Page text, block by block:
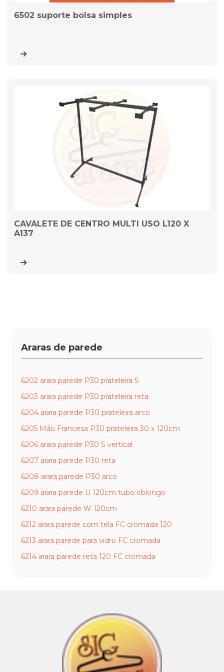
6502 suporte bolsa simples
CAVALETE DE CENTRO MULTI USO L120 X
A137
Araras de parede
6202 arara parede P30 prateleira S
6203 arara parede P30 prateleira reta
6204 arara parede P30 prateleira arco
6205 Mão Francesa P30 prateleira 30 x 120cm
6206 arara parede P30 S vertical
6207 arara parede P30 reta
6208 arara parede P30 arco
6209 arara parede U 120cm tubo oblongo
6210 arara parede W 120cm
6212 arara parede com tela FC cromada 120
6213 arara parede para vidro FC cromada
6214 arara parede reta 120 FC cromada
6218 arara parede wave inferior 120 cromada
6219 arara parede onda parede 200cm T oblongo
6220 arara parede onda 120cm T oblongo cromada